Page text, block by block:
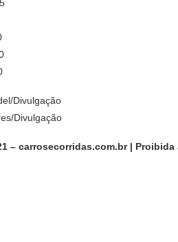
Divulgação
Divulgação
– carrosecorridas.com.br |